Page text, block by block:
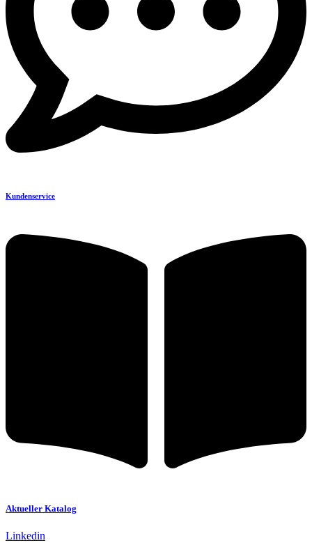
Kundenservice
Aktueller Katalog
Linkedin